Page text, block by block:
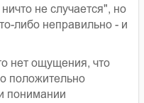
не случается", но
либо неправильно - и
нет ощущения, что
положительно
понимании